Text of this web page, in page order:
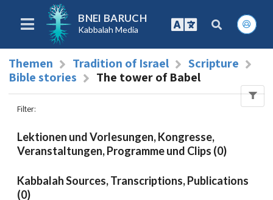
BNEI BARUCH
Kabbalah Media
Themen Tradition of Israel
Scripture
Bible stories
The tower of Babel
Filter:
Lektionen und Vorlesungen, Kongresse,
Veranstaltungen, Programme und Clips (0)
Kabbalah Sources, Transcriptions, Publications
(0)